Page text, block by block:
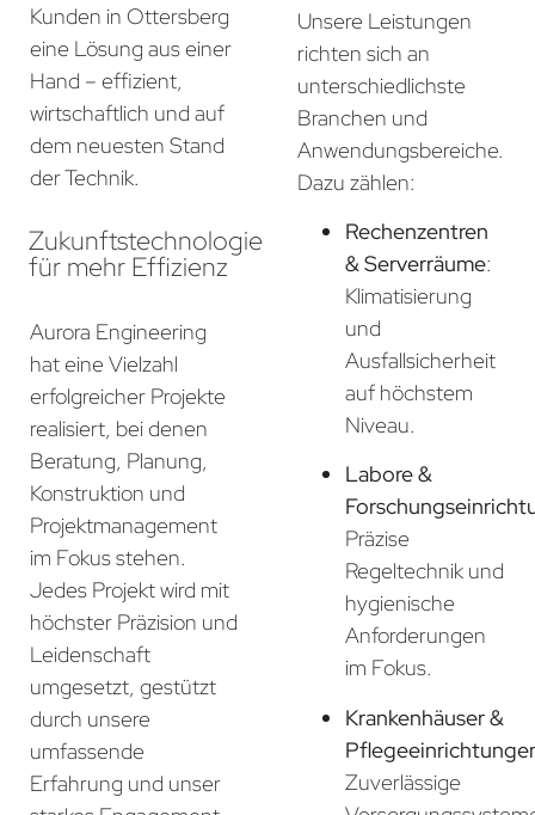
Kunden in Ottersberg
eine Lösung aus einer
Hand – effizient,
wirtschaftlich und auf
dem neuesten Stand
der Technik.
Zukunftstechnologie
für mehr Effizienz
Aurora Engineering
hat eine Vielzahl
erfolgreicher Projekte
realisiert, bei denen
Beratung, Planung,
Konstruktion und
Projektmanagement
im Fokus stehen.
Jedes Projekt wird mit
höchster Präzision und
Leidenschaft
umgesetzt, gestützt
durch unsere
umfassende
Erfahrung und unser
Unsere Leistungen
richten sich an
unterschiedlichste
Branchen und
Anwendungsbereiche.
Dazu zählen:
Rechenzentren
& Serverräume:
Klimatisierung
und
Ausfallsicherheit
auf höchstem
Niveau.
Labore &
Präzise
Regeltechnik und
hygienische
Anforderungen
im Fokus.
Krankenhäuser &
Zuverlässige